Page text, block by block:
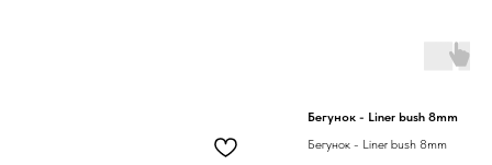
Бегунок - Liner bush 8mm
Бегунок - Liner bush 8mm